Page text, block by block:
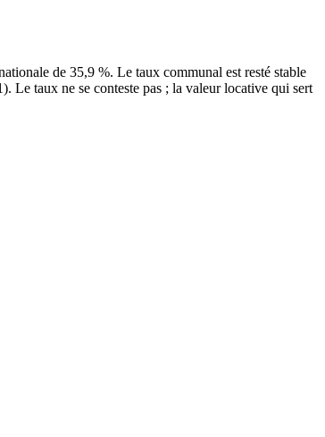
de 35,9 %. Le taux communal est resté stable
Le taux ne se conteste pas ; la valeur locative qui sert